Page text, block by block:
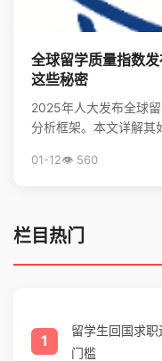
全球留学质量指数
这些秘密
2025年人大发布全球
分析框架。本文详解其
01-12👁️ 560
栏目热门
1
留学生回国求职
门槛